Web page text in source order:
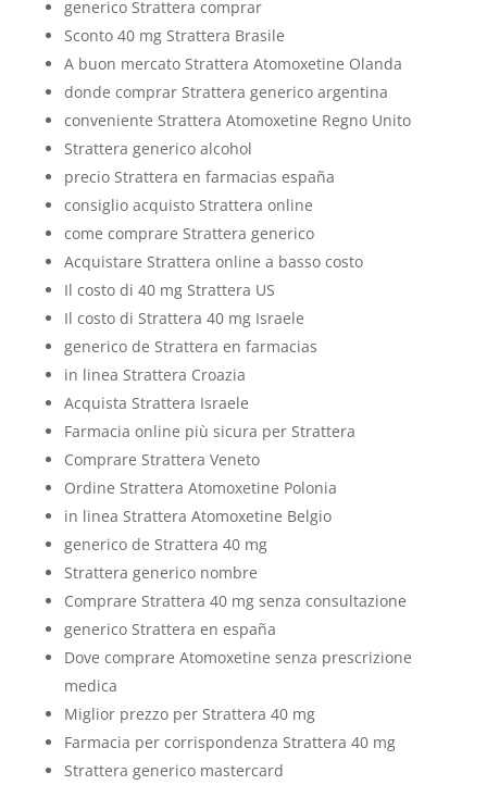
generico Strattera comprar
Sconto 40 mg Strattera Brasile
A buon mercato Strattera Atomoxetine Olanda
donde comprar Strattera generico argentina
conveniente Strattera Atomoxetine Regno Unito
Strattera generico alcohol
precio Strattera en farmacias españa
consiglio acquisto Strattera online
come comprare Strattera generico
Acquistare Strattera online a basso costo
Il costo di 40 mg Strattera US
Il costo di Strattera 40 mg Israele
generico de Strattera en farmacias
in linea Strattera Croazia
Acquista Strattera Israele
Farmacia online più sicura per Strattera
Comprare Strattera Veneto
Ordine Strattera Atomoxetine Polonia
in linea Strattera Atomoxetine Belgio
generico de Strattera 40 mg
Strattera generico nombre
Comprare Strattera 40 mg senza consultazione
generico Strattera en españa
Dove comprare Atomoxetine senza prescrizione
medica
Miglior prezzo per Strattera 40 mg
Farmacia per corrispondenza Strattera 40 mg
Strattera generico mastercard